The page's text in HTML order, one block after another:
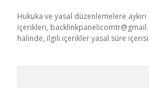
Hukuka ve yasal düzenlemelere
içerikleri,
halinde, ilgili içerikler yasal süre